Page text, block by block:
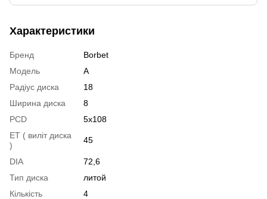
Характеристики
Бренд
Borbet
Модель
A
Радіус диска
18
Ширина диска
8
PCD
5x108
ET ( виліт диска
)
45
DIA
72,6
Тип диска
литой
Кількість
4